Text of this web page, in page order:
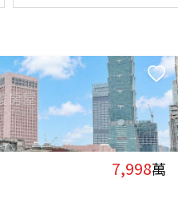
7,998萬